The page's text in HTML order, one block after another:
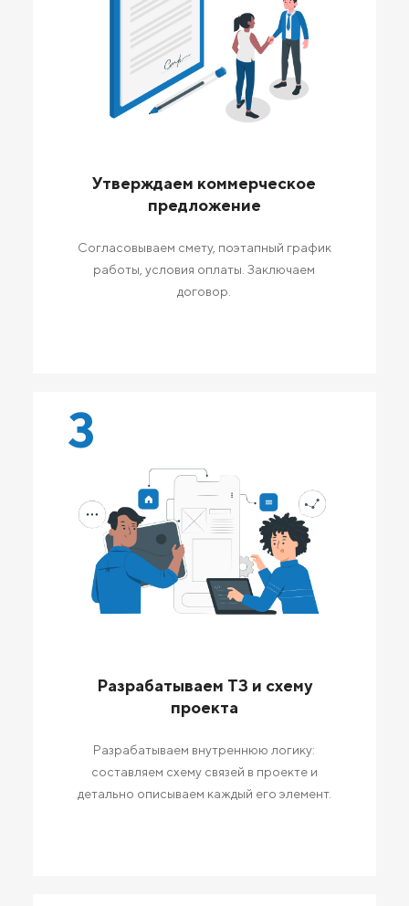
Утверждаем коммерческое
предложение
Согласовываем смету, поэтапный график
работы, условия оплаты. Заключаем
договор.
3
Разрабатываем ТЗ и схему
проекта
Разрабатываем внутреннюю логику:
составляем схему связей в проекте и
детально описываем каждый его элемент.